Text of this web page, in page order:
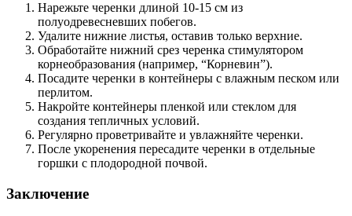
Нарежьте черенки длиной 10-15 см из
полуодревесневших побегов.
Удалите нижние листья, оставив только верхние.
Обработайте нижний срез черенка стимулятором
корнеобразования (например, “Корневин”).
Посадите черенки в контейнеры с влажным песком или
перлитом.
Накройте контейнеры пленкой или стеклом для
создания тепличных условий.
Регулярно проветривайте и увлажняйте черенки.
После укоренения пересадите черенки в отдельные
горшки с плодородной почвой.
Заключение